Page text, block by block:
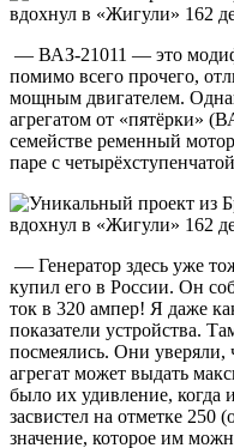
— ВАЗ-21011 — это
помимо всего прочего,
мощным двигателем.
агрегатом от «пятёрки»
семействе ременный
паре с
— Генератор здесь уже
купил его в России. Он
ток в 320 ампер! Я даже
показатели устройства.
посмеялись. Они уверяли,
агрегат может выдать
было их удивление, когда
засвистел на отметке 250
значение, которое им